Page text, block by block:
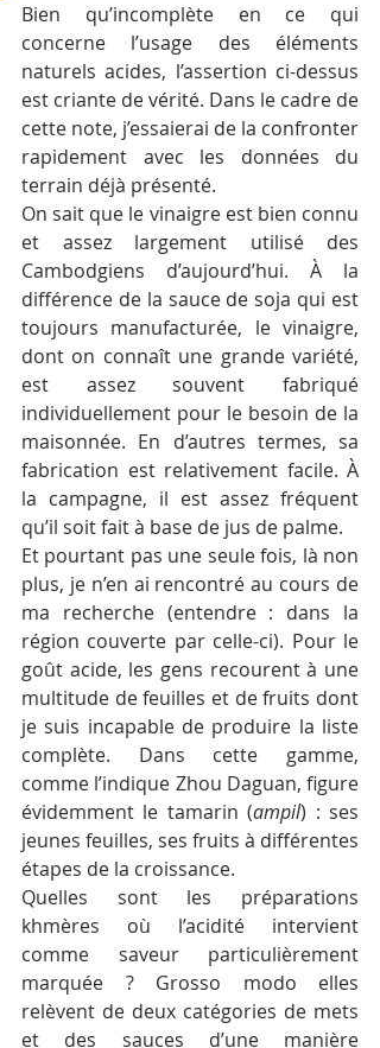
Bien qu’incomplète en ce qui
concerne l’usage des éléments
naturels acides, l’assertion ci-dessus
est criante de vérité. Dans le cadre de
cette note, j’essaierai de la confronter
rapidement avec les données du
terrain déjà présenté.
On sait que le vinaigre est bien connu
et assez largement utilisé des
Cambodgiens d’aujourd’hui. À la
différence de la sauce de soja qui est
toujours manufacturée, le vinaigre,
dont on connaît une grande variété,
est assez souvent fabriqué
individuellement pour le besoin de la
maisonnée. En d’autres termes, sa
fabrication est relativement facile. À
la campagne, il est assez fréquent
qu’il soit fait à base de jus de palme.
Et pourtant pas une seule fois, là non
plus, je n’en ai rencontré au cours de
ma recherche (entendre : dans la
région couverte par celle-ci). Pour le
goût acide, les gens recourent à une
multitude de feuilles et de fruits dont
je suis incapable de produire la liste
complète. Dans cette gamme,
comme l’indique Zhou Daguan, figure
évidemment le tamarin (ampil) : ses
jeunes feuilles, ses fruits à différentes
étapes de la croissance.
Quelles sont les préparations
khmères où l’acidité intervient
comme saveur particulièrement
marquée ? Grosso modo elles
relèvent de deux catégories de mets
et des sauces d’une manière